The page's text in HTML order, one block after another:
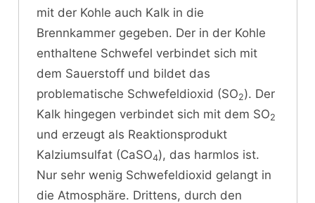
mit der Kohle auch Kalk in die
Brennkammer gegeben. Der in der Kohle
enthaltene Schwefel verbindet sich mit
dem Sauerstoff und bildet das
problematische Schwefeldioxid (SO2). Der
Kalk hingegen verbindet sich mit dem SO2
und erzeugt als Reaktionsprodukt
Kalziumsulfat (CaSO4), das harmlos ist.
Nur sehr wenig Schwefeldioxid gelangt in
die Atmosphäre. Drittens, durch den